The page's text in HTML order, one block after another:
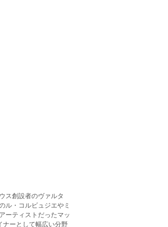
ス創設者のヴァルタ
ル・コルビュジエやミ
ーティストだったマッ
ナーとして幅広い分野